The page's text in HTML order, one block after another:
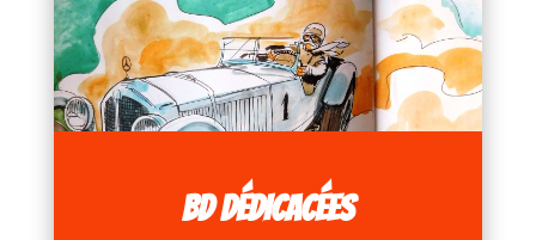
BD DÉDICACÉES